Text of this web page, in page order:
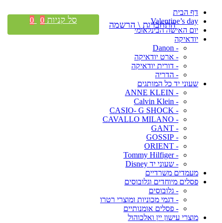
דף הבית
Valentine’s day
יום האישה הבינלאומי
יודאיקה
- Danon
- ארט יודאיקה
- דורית יודאיקה
- הדריה
שעוני יד כל המותגים
- ANNE KLEIN
- Calvin Klein
- CASIO- G SHOCK
- CAVALLO MILANO
- GANT
- GOSSIP
- ORIENT
- Tommy Hilfiger
- שעוני יד Disney
מעמדים משרדיים
פסלים מיוחדים וגלובוסים
- גלובוסים
- דגמי מכוניות ומוצרי רטרו
- פסלים אומנותיים
מוצרי עישון יין ואלכוהול
התחברות \ הרשמה סל קניות 0
0